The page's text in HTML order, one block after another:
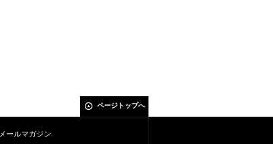
ページトップへ
メールマガジン